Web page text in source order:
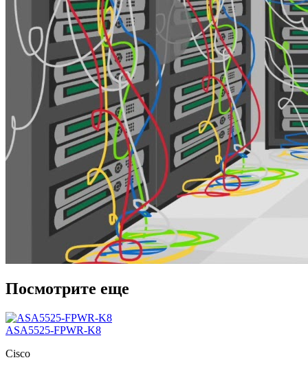
Посмотрите еще
ASA5525-FPWR-K8
Cisco